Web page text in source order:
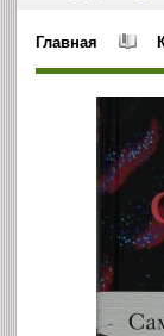
Главная